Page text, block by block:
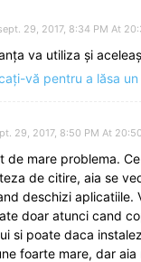
29, 2017, 8:34 PM At
va utiliza și
vă pentru a lăsa
29, 2017, 8:50 PM At 20:50
de mare problema.
de citire, aia se
deschizi aplicatiile.
doar atunci cand
si poate daca
foarte mare, dar aia